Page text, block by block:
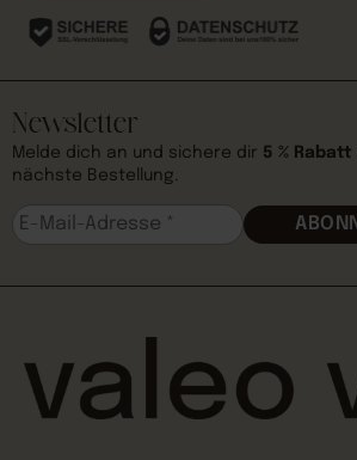
Newsletter
Melde dich an und sichere dir 5 % Rabatt
nächste Bestellung.